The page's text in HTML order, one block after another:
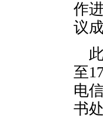
作
议
至
电
书